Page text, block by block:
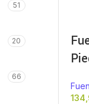
51
20
66